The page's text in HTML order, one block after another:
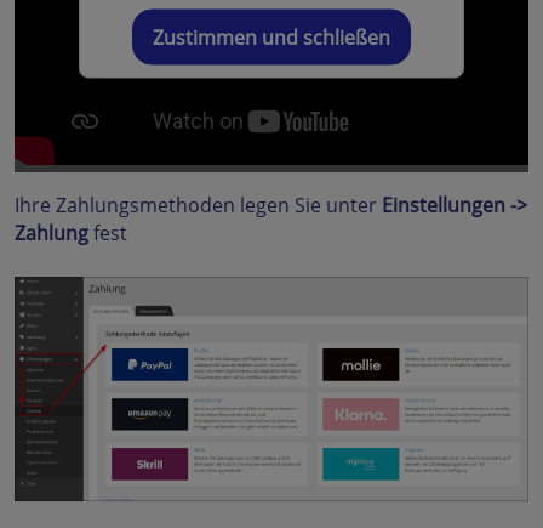
Zustimmen und schließen
Ihre Zahlungsmethoden legen Sie unter Einstellungen ->
Zahlungfest